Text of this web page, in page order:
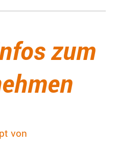
zum